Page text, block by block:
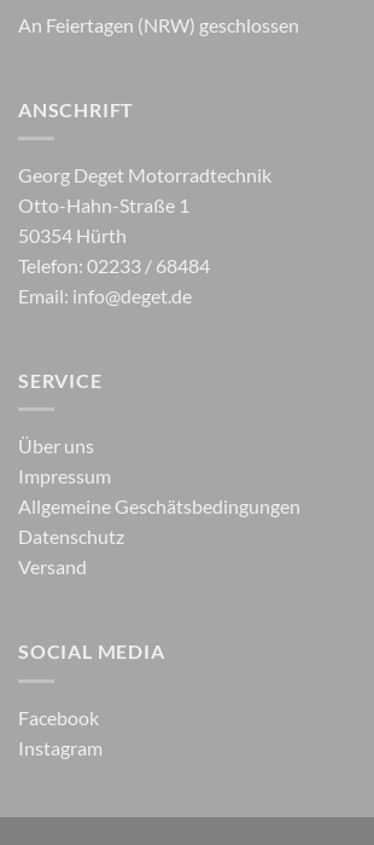
An Feiertagen (NRW) geschlossen
ANSCHRIFT
Georg Deget Motorradtechnik
Otto-Hahn-Straße 1
50354 Hürth
Telefon: 02233 / 68484
Email: info@deget.de
SERVICE
Über uns
Impressum
Allgemeine Geschätsbedingungen
Datenschutz
Versand
SOCIAL MEDIA
Facebook
Instagram